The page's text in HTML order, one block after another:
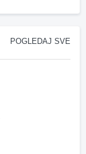
POGLEDAJ SVE